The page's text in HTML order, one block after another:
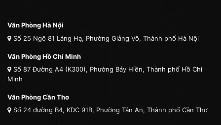
Văn Phòng Hà Nội
Số 25 Ngõ 81 Láng Hạ, Phường Giảng Võ, Thành phố Hà Nội
Văn Phòng Hồ Chí Minh
Số 87 Đường A4 (K300), Phường Bảy Hiền, Thành phố Hồ Chí
Minh
Văn Phòng Cần Thơ
Số 24 đường B4, KDC 91B, Phường Tân An, Thành phố Cần Thơ